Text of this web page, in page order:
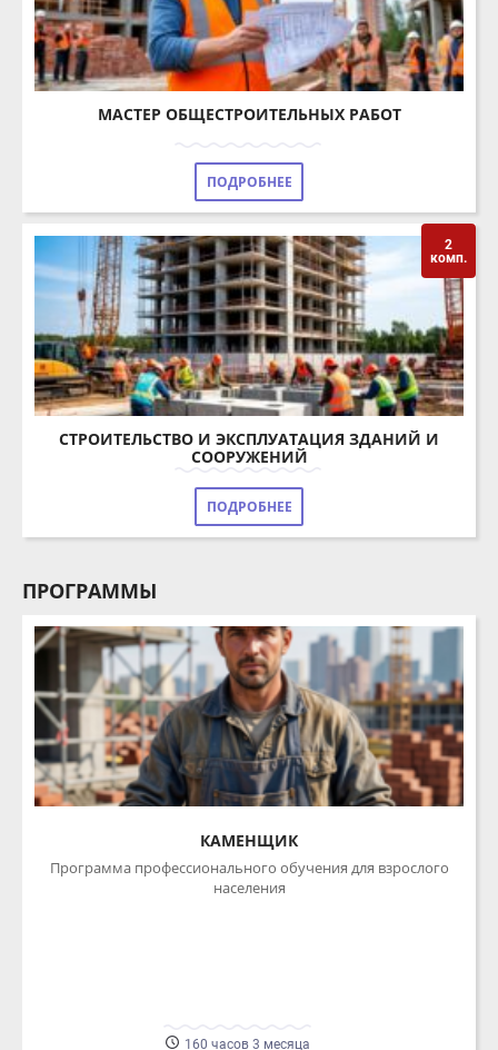
МАСТЕР ОБЩЕСТРОИТЕЛЬНЫХ РАБОТ
комп.
СТРОИТЕЛЬСТВО И ЭКСПЛУАТАЦИЯ ЗДАНИЙ И
СООРУЖЕНИЙ
ПОДРОБНЕЕ
ПРОГРАММЫ
КАМЕНЩИК
Программа профессионального обучения для взрослого
населения